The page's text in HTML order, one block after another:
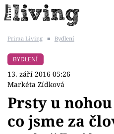
BYDLENÍ SLAVNÝCH
Témata
Prima Living ■ Bydlení
BYDLENÍ
13. září 2016 05:26
Markéta Zídková
Prsty u
co jsme za